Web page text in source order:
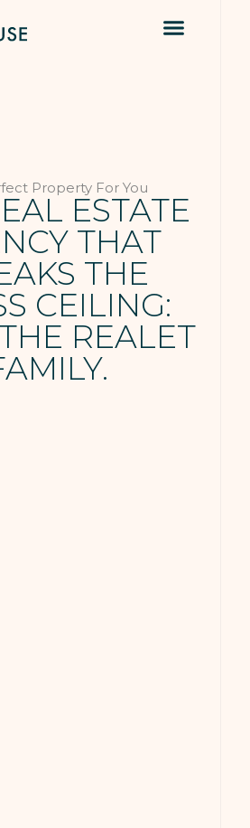
Property For You
ESTATE
THAT
THE
CEILING:
REALET